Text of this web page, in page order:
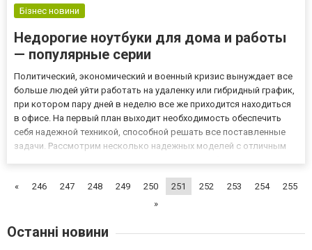
Бізнес новини
Недорогие ноутбуки для дома и работы
— популярные серии
Политический, экономический и военный кризис вынуждает все
больше людей уйти работать на удаленку или гибридный график,
при котором пару дней в неделю все же приходится находиться
в офисе. На первый план выходит необходимость обеспечить
себя надежной техникой, способной решать все поставленные
задачи. Рассмотрим несколько надежных моделей с отличным
быть...
« 246 247 248 249 250 251 252 253 254
255
»
Останні новини